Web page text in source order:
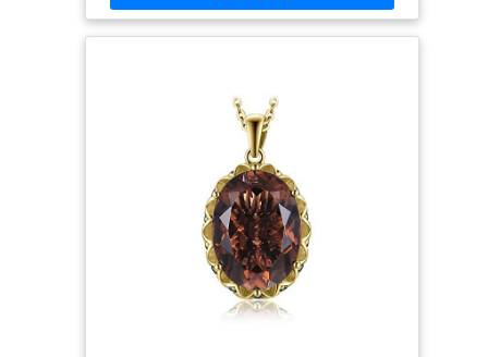
disponible en plusieurs tailles. Il suffit de mesurer
qualité possible. DURABILITÉ: Les différentes
perles de pierres précieuses sont enfilées sur un fil
élastique solide qui garantit une grande
robustesse et une longue durée de vie au bracelet.